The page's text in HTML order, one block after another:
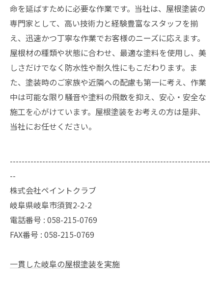
命を延ばすために必要な作業です。当社は、屋根塗装の
専門家として、高い技術力と経験豊富なスタッフを揃
え、迅速かつ丁寧な作業でお客様のニーズに応えます。
屋根材の種類や状態に合わせ、最適な塗料を使用し、美
しさだけでなく防水性や耐久性にもこだわります。ま
た、塗装時のご家族や近隣への配慮も第一に考え、作業
中は可能な限り騒音や塗料の飛散を抑え、安心・安全な
施工を心がけています。屋根塗装をお考えの方は是非、
当社にお任せください。
--------------------------------------------------------------------
--
株式会社ペイントクラブ
岐阜県岐阜市須賀2-2-2
電話番号 : 058-215-0769
FAX番号 : 058-215-0769
一貫した岐阜の屋根塗装を実施